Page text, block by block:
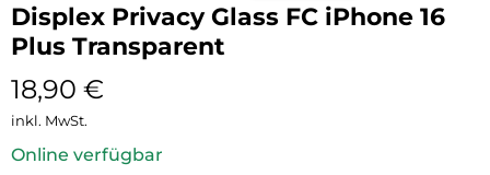
Displex Privacy Glass FC iPhone 16
Plus Transparent
18,90 €
inkl. MwSt.
Online verfügbar